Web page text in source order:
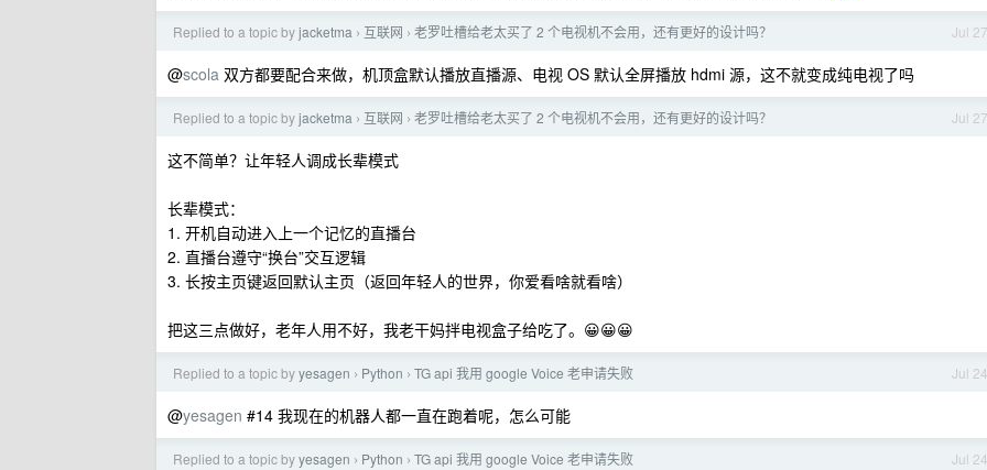
Jul 27
Replied to a topic byjacketma › 互联网 › 老罗吐槽给老太买了 2 个电视机不会用，还有更好的设计吗？
@scola 双方都要配合来做，机顶盒默认播放直播源、电视 OS 默认全屏播放 hdmi 源，这不就变成纯电视了吗
Jul 27
Replied to a topic byjacketma › 互联网 › 老罗吐槽给老太买了 2 个电视机不会用，还有更好的设计吗？
这不简单？让年轻人调成长辈模式
长辈模式：
1. 开机自动进入上一个记忆的直播台
2. 直播台遵守“换台”交互逻辑
3. 长按主页键返回默认主页（返回年轻人的世界，你爱看啥就看啥）
把这三点做好，老年人用不好，我老干妈拌电视盒子给吃了。😀😀😀
Jul 24
Replied to a topic byyesagen › Python › TG api 我用 google Voice 老申请失败
@yesagen #14 我现在的机器人都一直在跑着呢，怎么可能
Jul 24
Replied to a topic byyesagen › Python › TG api 我用 google Voice 老申请失败